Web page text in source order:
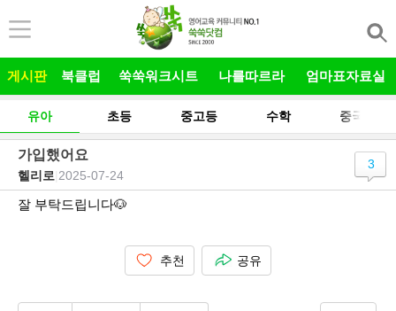
게시판 북클럽 쑥쑥워크시트 나를따르라 엄마표자료실
유아 초등 중고등 수학 중국어
가입했어요
헬리로 2025-07-24
3
잘 부탁드립니다🐶
추천 공유